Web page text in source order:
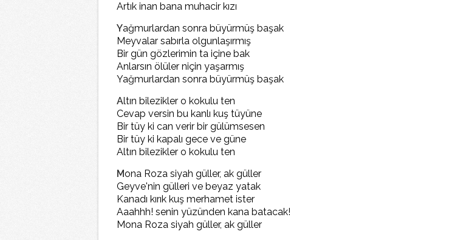
Artık inan bana muhacir kızı
Yağmurlardan sonra büyürmüş başak
Meyvalar sabırla olgunlaşırmış
Bir gün gözlerimin ta içine bak
Anlarsın ölüler niçin yaşarmış
Yağmurlardan sonra büyürmüş başak
Altın bilezikler o kokulu ten
Cevap versin bu kanlı kuş tüyüne
Bir tüy ki can verir bir gülümsesen
Bir tüy ki kapalı gece ve güne
Altın bilezikler o kokulu ten
Mona Roza siyah güller, ak güller
Geyve'nin gülleri ve beyaz yatak
Kanadı kırık kuş merhamet ister
Aaahhh! senin yüzünden kana batacak!
Mona Roza siyah güller, ak güller